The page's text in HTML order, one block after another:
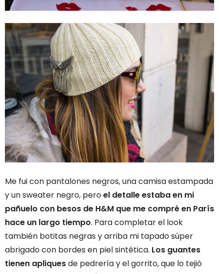
Me fui con pantalones negros, una camisa estampada
y un sweater negro, peroel detalle estaba en mi
pañuelo con besos de H&M que me compré en París
hace un largo tiempo. Para completar el look
también botitas negras y arriba mi tapado súper
abrigado con bordes en piel sintética. Los guantes
tienen apliquesde pedrería y el gorrito, que lo tejió